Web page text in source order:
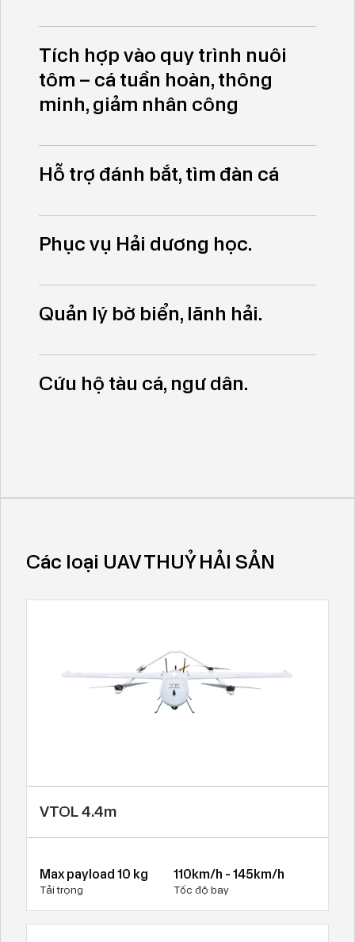
Tích hợp vào quy trình nuôi
tôm – cá tuần hoàn, thông
minh, giảm nhân công
Hỗ trợ đánh bắt, tìm đàn cá
Phục vụ Hải dương học.
Quản lý bờ biển, lãnh hải.
Cứu hộ tàu cá, ngư dân.
Các loại UAV THUỶ HẢI SẢN
VTOL 4.4m
Max payload 10 kg
Tải trọng
110km/h - 145km/h
Tốc độ bay